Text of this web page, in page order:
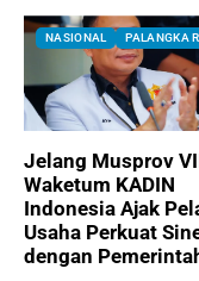
NASIONAL PALANGKA
Jelang Musprov
Waketum KADIN
Indonesia Ajak
Usaha Perkuat
dengan